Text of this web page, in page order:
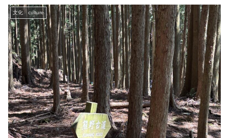
文化 culture